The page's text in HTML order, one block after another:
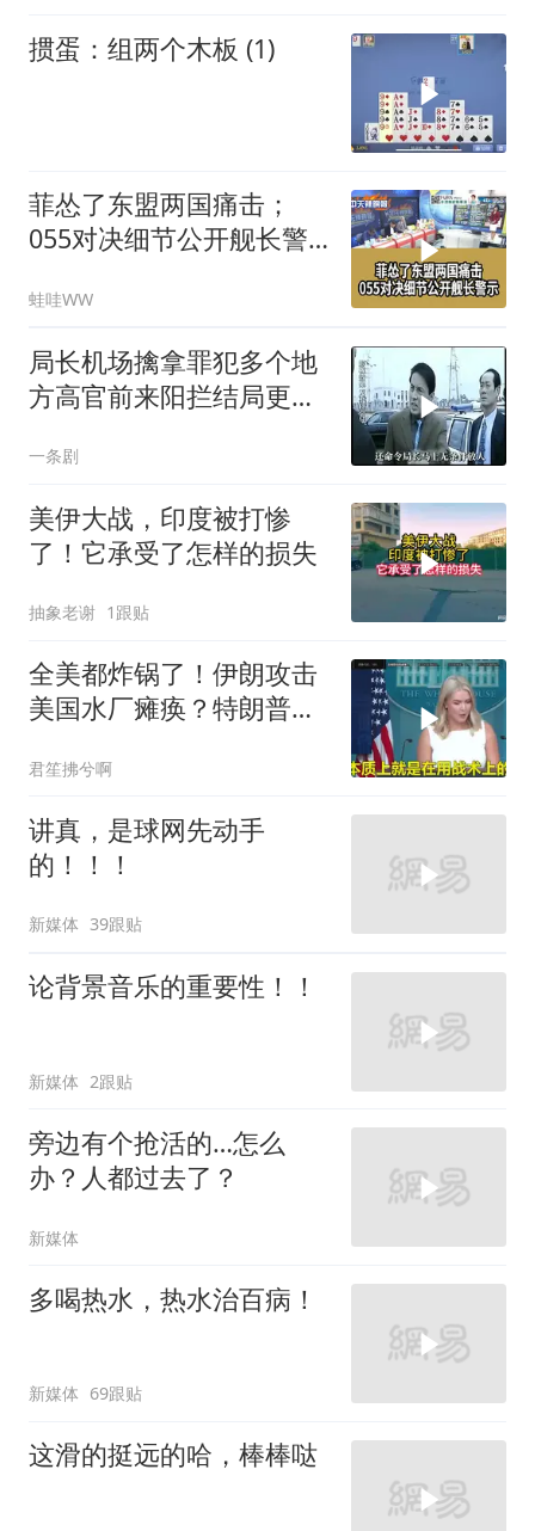
掼蛋：组两个木板 (1)
菲怂了东盟两国痛击；
055对决细节公开舰长警
冰｜辣晚报20260805
蛙哇WW
局长机场擒拿罪犯多个地
方高官前来阳拦结局更引
一条剧
美伊大战，印度被打惨
了！它承受了怎样的损失
抽象老谢 1跟贴
全美都炸锅了！伊朗攻击
美国水厂瘫痪？特朗普却
君笙拂兮啊
讲真，是球网先动手
的！！！
新媒体 39跟贴
论背景音乐的重要性！！
新媒体 2跟贴
旁边有个抢活的…怎么
办？人都过去了？
新媒体
多喝热水，热水治百病！
新媒体 69跟贴
这滑的挺远的哈，棒棒哒